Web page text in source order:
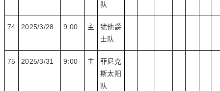
队
74 2025/3/28 9:00 主
犹他爵
士队
75 2025/3/31 9:00 主
菲尼克
斯太阳
队